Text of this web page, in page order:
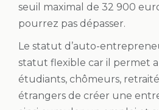
seuil maximal de 32 900
pourrez pas dépasser.
Le statut d’auto-
statut flexible car il permet
étudiants, chômeurs,
étrangers de créer une